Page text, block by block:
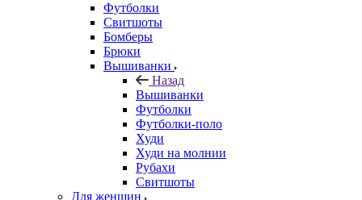
Футболки
Свитшоты
Бомберы
Брюки
Вышиванки
Назад
Вышиванки
Футболки
Футболки-поло
Худи
Худи на молнии
Рубахи
Свитшоты
Для женщин